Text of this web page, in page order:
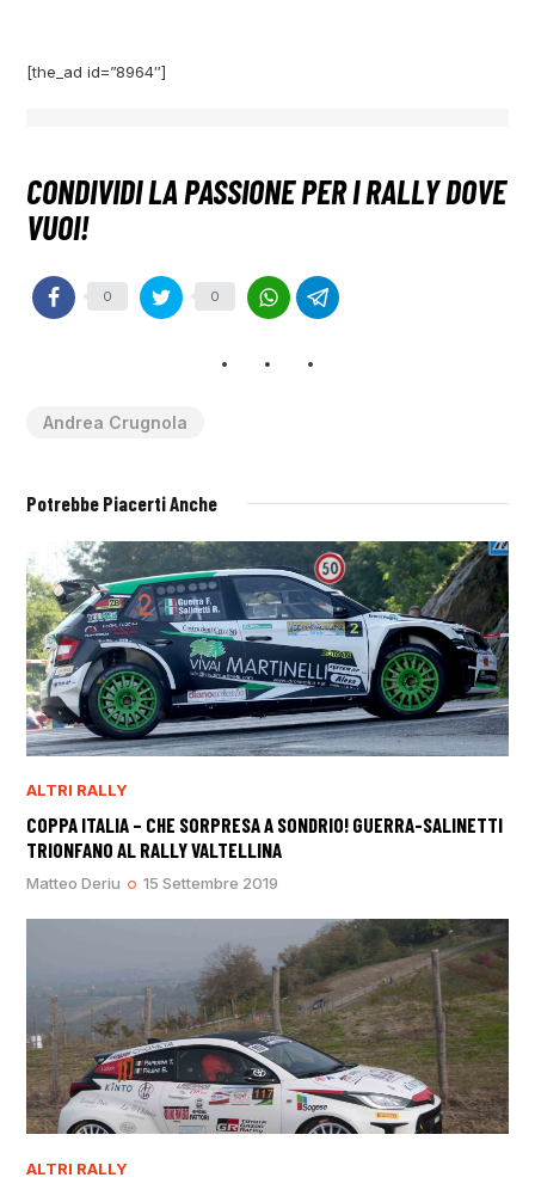
[the_ad id=”8964″]
0 0
Andrea Crugnola
Potrebbe Piacerti Anche
ALTRI RALLY
COPPA ITALIA – CHE SORPRESA A SONDRIO! GUERRA-SALINETTI
TRIONFANO AL RALLY VALTELLINA
Matteo Deriu 15 Settembre 2019
ALTRI RALLY